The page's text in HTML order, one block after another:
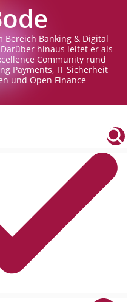
Banking & Digital
hinaus leitet er als
Community rund
Payments, IT Sicherheit
und Open Finance